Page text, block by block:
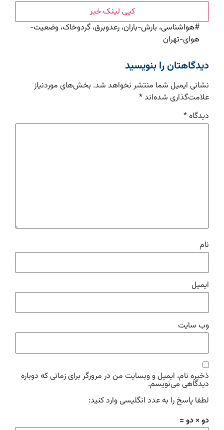
کپی لینک خبر
#هواشناسی، بارش-باران، رعدوبرق، گردوخاک، وضعیت-
هوای-تهران
دیدگاهتان را بنویسید
نشانی ایمیل شما منتشر نخواهد شد. بخش‌های موردنیاز
علامت‌گذاری شده‌اند*
دیدگاه*
نام
ایمیل
وب‌ سایت
ذخیره نام، ایمیل و وبسایت من در مرورگر برای زمانی که دوباره
دیدگاهی می‌نویسم.
لطفا پاسخ را به عدد انگلیسی وارد کنید:
دو × دو =